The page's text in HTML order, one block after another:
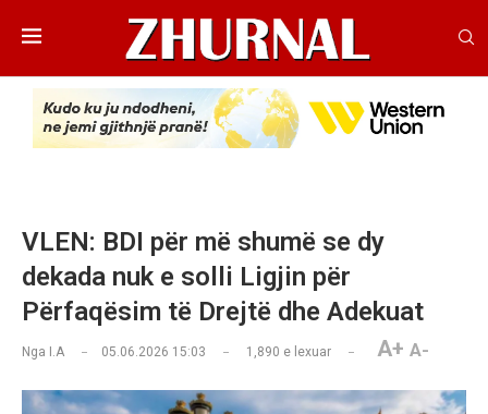
VLEN: BDI për më shumë se dy
dekada nuk e solli Ligjin për
Përfaqësim të Drejtë dhe Adekuat
Nga I.A 05.06.2026 15:03 1,890 e lexuar A+ A-